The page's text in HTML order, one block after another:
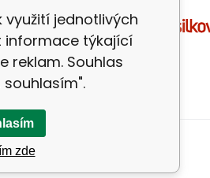
jednotlivých
informace týkající
reklam. Souhlas
zde